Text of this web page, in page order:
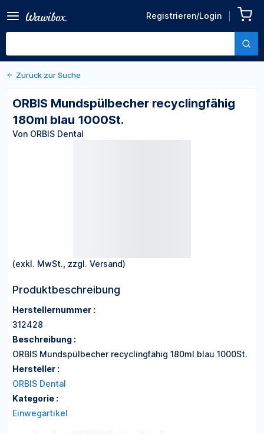
Registrieren/Login
recyclingfähig 180ml blau
1000St.
Von ORBIS Dental
Zurück zu den Produktdetails
Zurück zur Suche
ORBIS Mundspülbecher recyclingfähig
180ml blau 1000St.
Von ORBIS Dental
(exkl. MwSt., zzgl. Versand)
Produktbeschreibung
Herstellernummer :
312428
Beschreibung :
ORBIS Mundspülbecher recyclingfähig 180ml blau 1000St.
Hersteller :
ORBIS Dental
Kategorie :
Einwegartikel